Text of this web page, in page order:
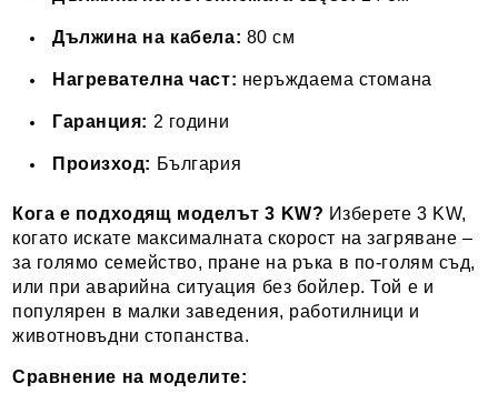
Дължина на кабела: 80 см
Нагревателна част: неръждаема стомана
Гаранция: 2 години
Произход: България
Кога е подходящ моделът 3 KW? Изберете 3 KW,
когато искате максималната скорост на загряване –
за голямо семейство, пране на ръка в по-голям съд,
или при аварийна ситуация без бойлер. Той е и
популярен в малки заведения, работилници и
животновъдни стопанства.
Сравнение на моделите: